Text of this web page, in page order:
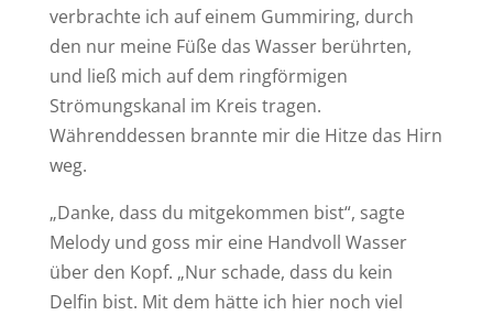
verbrachte ich auf einem Gummiring, durch
den nur meine Füße das Wasser berührten,
und ließ mich auf dem ringförmigen
Strömungskanal im Kreis tragen.
Währenddessen brannte mir die Hitze das Hirn
weg.
„Danke, dass du mitgekommen bist“, sagte
Melody und goss mir eine Handvoll Wasser
über den Kopf. „Nur schade, dass du kein
Delfin bist. Mit dem hätte ich hier noch viel